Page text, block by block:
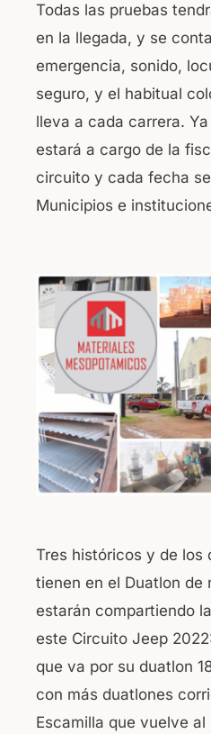
Todas las pruebas
en la llegada, y se
emergencia, sonido,
seguro, y el habitual
lleva a cada carrera.
estará a cargo de la
circuito y cada fecha
Municipios e
Tres históricos y de los
tienen en el Duatlon de
estarán compartiendo
este Circuito Jeep
que va por su duatlon
con más duatlones
Escamilla que vuelve